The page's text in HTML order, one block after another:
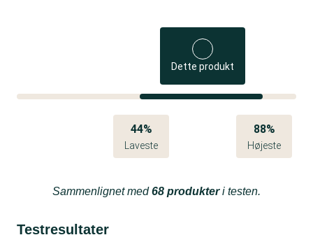
Dette produkt
44%
Laveste
88%
Højeste
Sammenlignet med68 produkteri testen.
Testresultater